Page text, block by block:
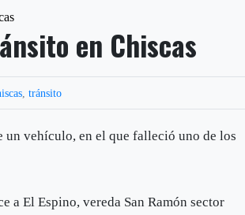
en Chiscas
,tránsito
un vehículo, en el que falleció uno de los
a El Espino, vereda San Ramón sector